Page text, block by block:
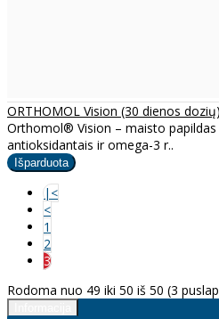
ORTHOMOL Vision (30 dienos dozių)
Orthomol® Vision – maisto
antioksidantais ir omega-3 r..
|<
<
1
2
3
Rodoma nuo 49 iki 50 iš 50 (3